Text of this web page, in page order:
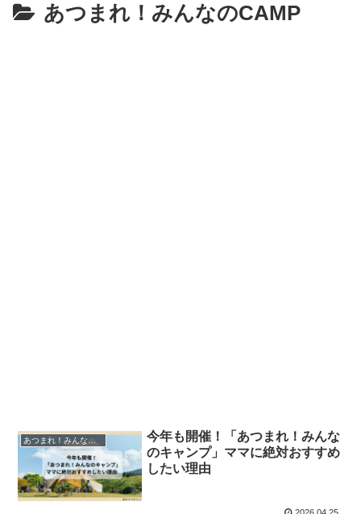
あつまれ！みんなのCAMP
今年も開催！「あつまれ！みんな
のキャンプ」ママに絶対おすすめ
したい理由